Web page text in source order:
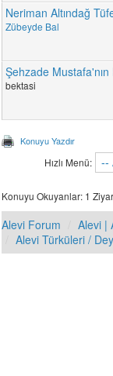
Neriman Altındağ
Zübeyde Bal
Şehzade Mustafa'nın
bektasi
Konuyu Yazdır
Hızlı Menü:
Konuyu Okuyanlar: 1
Alevi Forum
Alevi |
Alevi Türküleri /